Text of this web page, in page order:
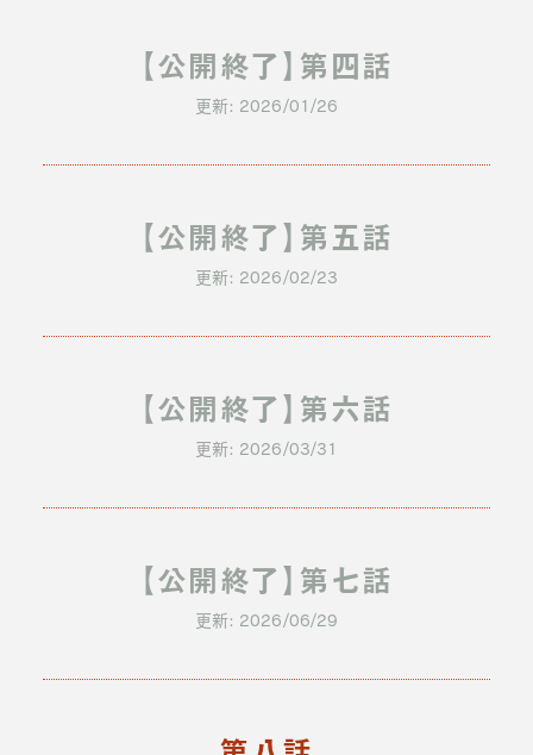
【公開終了】第四話
更新: 2026/01/26
【公開終了】第五話
更新: 2026/02/23
【公開終了】第六話
更新: 2026/03/31
【公開終了】第七話
更新: 2026/06/29